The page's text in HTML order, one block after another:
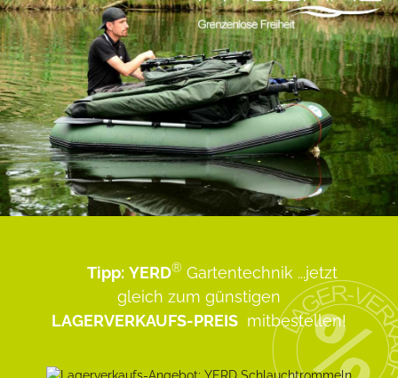
Tipp: YERD® Gartentechnik ...jetzt
gleich zum günstigen
LAGERVERKAUFS-PREIS mitbestellen!